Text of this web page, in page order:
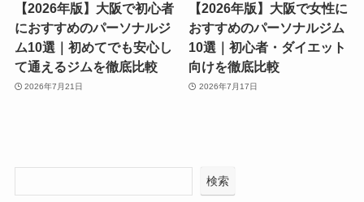
【2026年版】大阪で初心者
におすすめのパーソナルジ
ム10選｜初めてでも安心し
て通えるジムを徹底比較
2026年7月21日
【2026年版】大阪で女性に
おすすめのパーソナルジム
10選｜初心者・ダイエット
向けを徹底比較
2026年7月17日
検索